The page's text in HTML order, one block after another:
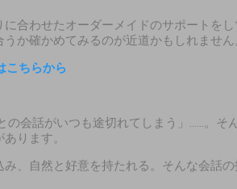
合わせたオーダーメイドのサポートを
か確かめてみるのが近道かもしれません
こちらから
の会話がいつも途切れてしまう」……。そ
ります。
、自然と好意を持たれる。そんな会話